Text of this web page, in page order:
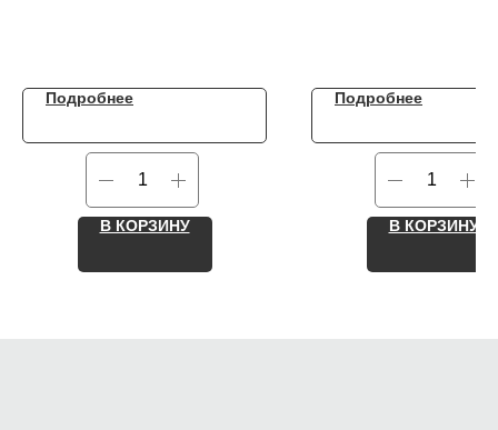
Подробнее
В КОРЗИНУ
Подробнее
В КОРЗИНУ